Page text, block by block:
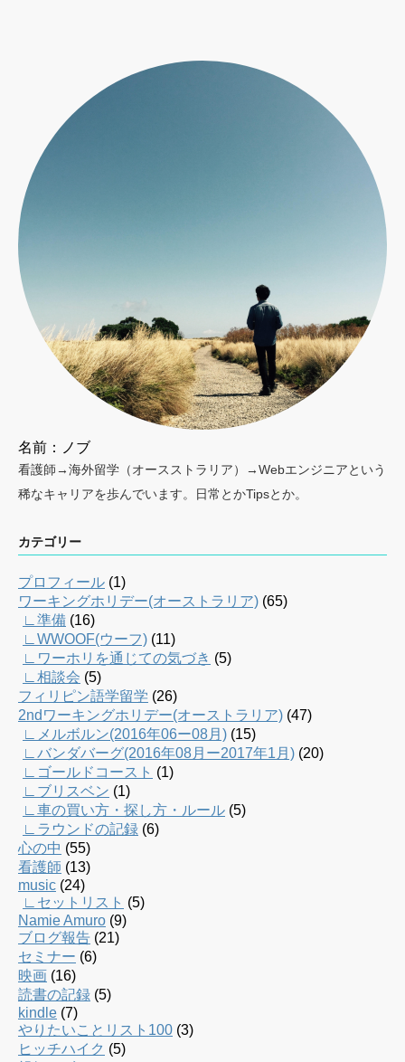
名前：ノブ
看護師→海外留学（オースストラリア）→Webエンジニアという
稀なキャリアを歩んでいます。日常とかTipsとか。
カテゴリー
プロフィール (1)
ワーキングホリデー(オーストラリア) (65)
∟準備 (16)
∟WWOOF(ウーフ) (11)
∟ワーホリを通じての気づき (5)
∟相談会 (5)
フィリピン語学留学 (26)
2ndワーキングホリデー(オーストラリア) (47)
∟メルボルン(2016年06ー08月) (15)
∟バンダバーグ(2016年08月ー2017年1月) (20)
∟ゴールドコースト (1)
∟ブリスベン (1)
∟車の買い方・探し方・ルール (5)
∟ラウンドの記録 (6)
心の中 (55)
看護師 (13)
music (24)
∟セットリスト (5)
Namie Amuro (9)
ブログ報告 (21)
セミナー (6)
映画 (16)
読書の記録 (5)
kindle (7)
やりたいことリスト100 (3)
ヒッチハイク (5)